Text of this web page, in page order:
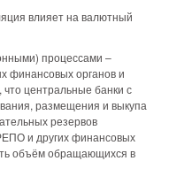
процессами –
финансовых органов и
центральные банки с
размещения и выкупа
резервов
и других финансовых
объём обращающихся в